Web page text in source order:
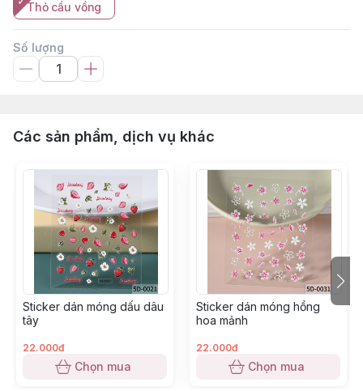
Thỏ cầu vồng
Số lượng
Các sản phẩm, dịch vụ khác
Sticker dán móng dấu dâu
tây
22.000đ
Chọn mua
Sticker dán móng hồng
hoa mảnh
22.000đ
Chọn mua